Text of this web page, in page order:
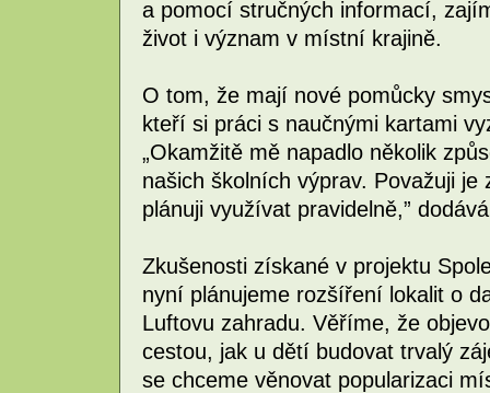
a pomocí stručných informací,
život i význam v místní krajině.
O tom, že mají nové pomůcky
kteří si práci s naučnými kartami
„Okamžitě mě napadlo několik
našich školních výprav. Považuji
plánuji využívat pravidelně,”
Zkušenosti získané v projektu
nyní plánujeme rozšíření lokalit o
Luftovu zahradu. Věříme, že
cestou, jak u dětí budovat trvalý
se chceme věnovat popularizaci